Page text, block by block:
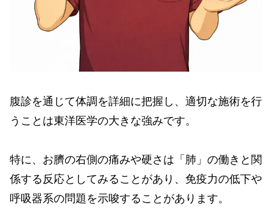
腹診を通じて体調を詳細に把握し、適切な施術を行
うことは東洋医学の大きな強みです。
特に、お臍の右側の痛みや硬さは「肺」の働きと関
係する反応としてみることがあり、免疫力の低下や
呼吸器系の問題を示唆することがあります。